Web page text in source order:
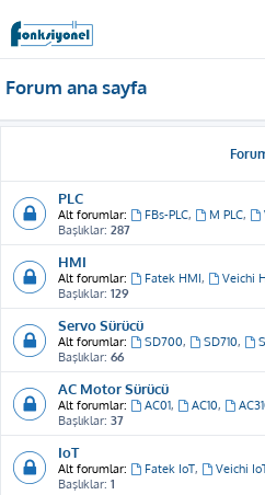
Forum ana sayfa
PLC
Alt forumlar: FBs-PLC, M PLC,
Başlıklar: 287
HMI
Alt forumlar: Fatek HMI,
Veichi
Başlıklar: 129
Servo Sürücü
Alt forumlar: SD700, SD710,
Başlıklar: 66
AC Motor Sürücü
Alt forumlar: AC01, AC10,
Başlıklar: 37
IoT
Alt forumlar: Fatek IoT,
Veichi
Başlıklar: 1